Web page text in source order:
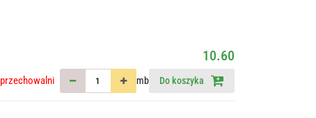
10.60
mb Do koszyka